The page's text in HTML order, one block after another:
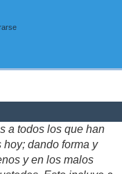
a todos los que han
dando forma y
y en los malos